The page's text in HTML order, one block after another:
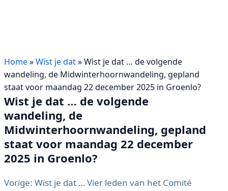
Home»Wist je dat»Wist je dat … de volgende
wandeling, de Midwinterhoornwandeling, gepland
staat voor maandag 22 december 2025 in Groenlo?
Wist je dat … de volgende
wandeling, de
Midwinterhoornwandeling, gepland
staat voor maandag 22 december
2025 in Groenlo?
Vorige: Wist je dat … Vier leden van het Comité